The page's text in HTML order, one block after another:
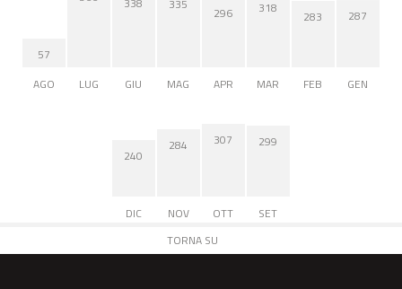
57
AGO
LUG GIU
335
MAG
296
APR
318
MAR
283
FEB
287
GEN
240
DIC
284
NOV
307
OTT
299
SET
TORNA SU